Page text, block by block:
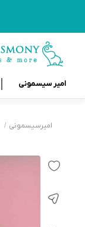
امیر سیسمونی
لوازم حمام نوزاد
امیرسیسمونی